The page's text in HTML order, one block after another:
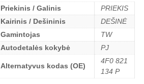
Priekinis / Galinis
PRIEKIS
Kairinis / Dešininis
DEŠINĖ
Gamintojas
TW
Autodetalės kokybė
PJ
Alternatyvus kodas (OE)
4F0 821
134 P